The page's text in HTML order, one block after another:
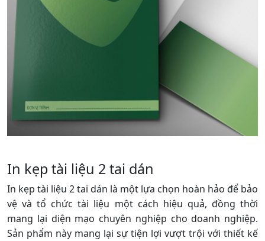
In kẹp tài liệu 2 tai dán
In kẹp tài liệu 2 tai dán là một lựa chọn hoàn hảo để bảo
vệ và tổ chức tài liệu một cách hiệu quả, đồng thời
mang lại diện mạo chuyên nghiệp cho doanh nghiệp.
Sản phẩm này mang lại sự tiện lợi vượt trội với thiết kế